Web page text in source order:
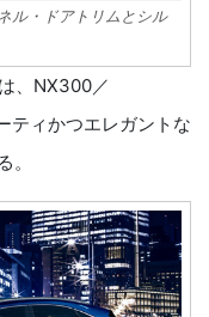
ル・ドアトリムとシル
、NX300／
ティかつエレガントな